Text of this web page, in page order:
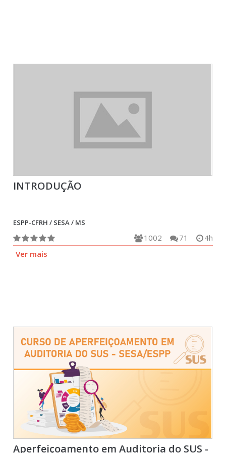
INTRODUÇÃO
ESPP-CFRH / SESA / MS
4h
71
1002
Ver mais
Aperfeiçoamento em Auditoria do SUS -